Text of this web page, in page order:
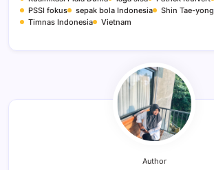
PSSI fokus
sepak bola Indonesia Shin Tae-yong
Timnas Indonesia
Vietnam
Author